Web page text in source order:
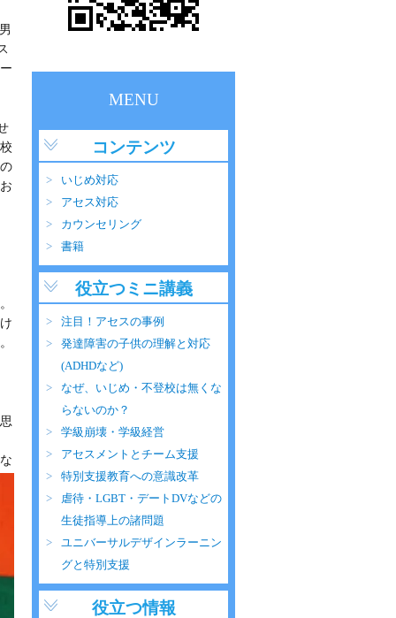
MENU
コンテンツ
いじめ対応
アセス対応
カウンセリング
書籍
役立つミニ講義
注目！アセスの事例
発達障害の子供の理解と対応
(ADHDなど)
なぜ、いじめ・不登校は無くな
らないのか？
学級崩壊・学級経営
アセスメントとチーム支援
特別支援教育への意識改革
虐待・LGBT・デートDVなどの
生徒指導上の諸問題
ユニバーサルデザインラーニン
グと特別支援
役立つ情報